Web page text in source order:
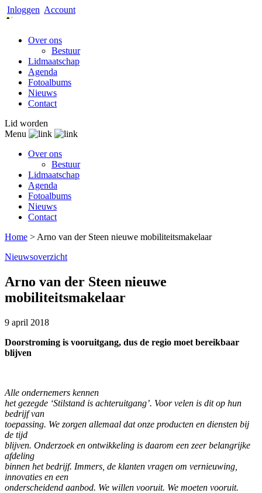
Inloggen Account
Over ons
Bestuur
Lidmaatschap
Agenda
Fotoalbums
Nieuws
Contact
Lid worden
Menu
Over ons
Bestuur
Lidmaatschap
Agenda
Fotoalbums
Nieuws
Contact
Home > Arno van der Steen nieuwe mobiliteitsmakelaar
Nieuwsoverzicht
Arno van der Steen nieuwe
mobiliteitsmakelaar
9 april 2018
Doorstroming is vooruitgang, dus de regio moet bereikbaar
blijven
Alle ondernemers kennen
het gezegde ‘Stilstand is achteruitgang’. Voor velen is dit op hun
bedrijf van
toepassing. We zorgen allemaal dat onze producten en diensten bij
de tijd
blijven. Onderzoek en ontwikkeling is daarom een zeer belangrijke
afdeling
binnen het bedrijf. Immers, de klanten vragen om vernieuwing,
innovaties en een
onderscheidend aanbod. We willen vooruit. We moeten vooruit.